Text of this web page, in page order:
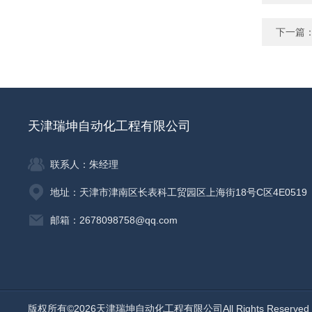
下一篇
天津瑞坤自动化工程有限公司
联系人：朱经理
地址：天津市津南区长表科工贸园区上海街18号C区4E0519
邮箱：2678098758@qq.com
版权所有©2026天津瑞坤自动化工程有限公司All Rights